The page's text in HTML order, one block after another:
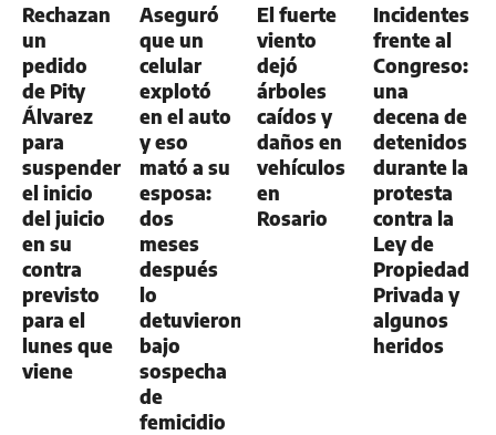
Rechazan
un
pedido
de Pity
Álvarez
para
suspender
el inicio
del juicio
en su
contra
previsto
para el
lunes que
viene
Aseguró
que un
celular
explotó
en el auto
y eso
mató a su
esposa:
dos
meses
después
lo
detuvieron
bajo
sospecha
de
femicidio
El fuerte
viento
dejó
árboles
caídos y
daños en
vehículos
en
Rosario
Incidentes
frente al
Congreso:
una
decena de
detenidos
durante la
protesta
contra la
Ley de
Propiedad
Privada y
algunos
heridos